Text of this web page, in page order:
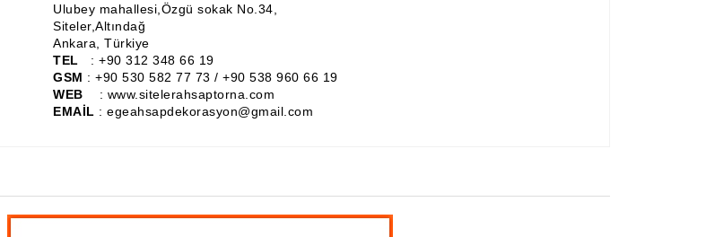
Ulubey mahallesi,Özgü sokak No.34,
Siteler,Altındağ
Ankara, Türkiye
TEL : +90 312 348 66 19
GSM : +90 530 582 77 73 / +90 538 960 66 19
WEB : www.sitelerahsaptorna.com
EMAİL : egeahsapdekorasyon@gmail.com